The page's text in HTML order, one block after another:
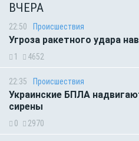
ВЧЕРА
22:50 Происшествия
Угроза ракетного удара
1 4652
22:35 Происшествия
Украинские БПЛА
сирены
0 2970